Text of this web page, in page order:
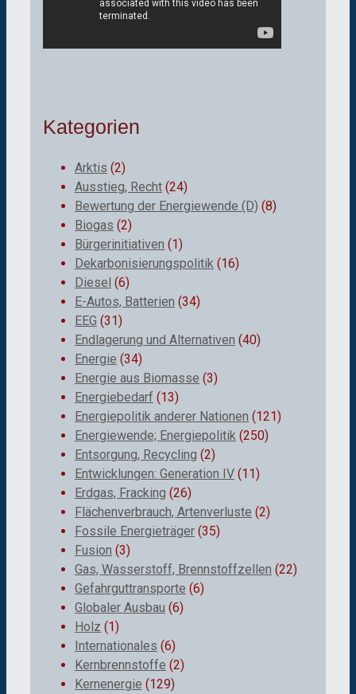
Kategorien
Arktis (2)
Ausstieg, Recht (24)
Bewertung der Energiewende (D) (8)
Biogas (2)
Bürgerinitiativen (1)
Dekarbonisierungspolitik (16)
Diesel (6)
E-Autos, Batterien (34)
EEG (31)
Endlagerung und Alternativen (40)
Energie (34)
Energie aus Biomasse (3)
Energiebedarf (13)
Energiepolitik anderer Nationen (121)
Energiewende; Energiepolitik (250)
Entsorgung, Recycling (2)
Entwicklungen: Generation IV (11)
Erdgas, Fracking (26)
Flächenverbrauch, Artenverluste (2)
Fossile Energieträger (35)
Fusion (3)
Gas, Wasserstoff, Brennstoffzellen (22)
Gefahrguttransporte (6)
Globaler Ausbau (6)
Holz (1)
Internationales (6)
Kernbrennstoffe (2)
Kernenergie (129)